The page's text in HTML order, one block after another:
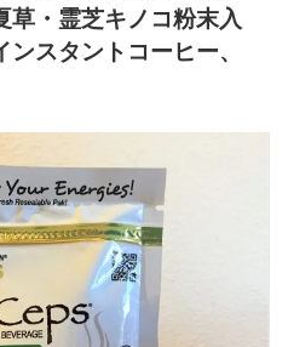
草・霊芝キノコ粉末入
スタントコーヒー、